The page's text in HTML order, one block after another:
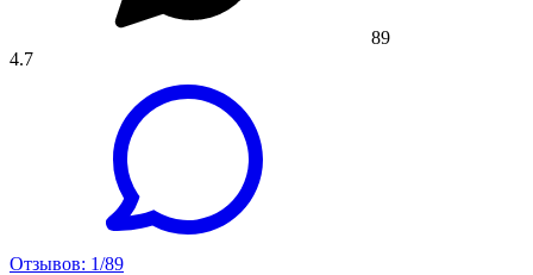
89
4.7
Отзывов: 1/89